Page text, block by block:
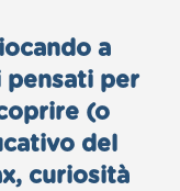
a
pensati per
(o
del
curiosità